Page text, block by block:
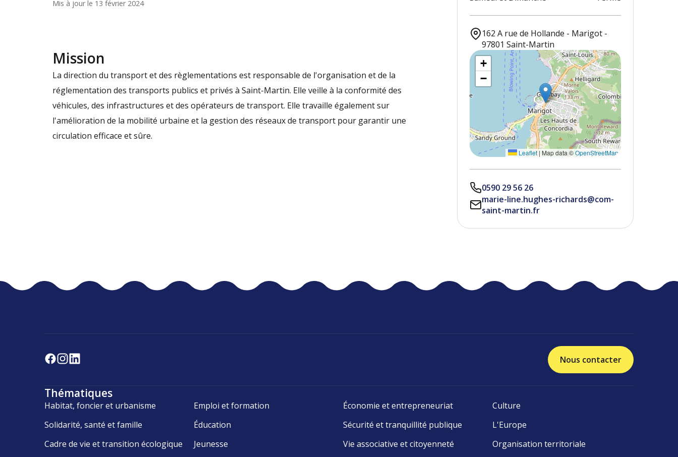
Mis à jour le 13 février 2024
Mission
La direction du transport et des règlementations est responsable de l'organisation et de la
réglementation des transports publics et privés à Saint-Martin. Elle veille à la conformité des
véhicules, des infrastructures et des opérateurs de transport. Elle travaille également sur
l'amélioration de la mobilité urbaine et la gestion des réseaux de transport pour garantir une
circulation efficace et sûre.
162 A rue de Hollande - Marigot -
97801 Saint-Martin
+
−
Leaflet | Map data ©OpenStreetMap
0590 29 56 26
marie-line.hughes-richards@com-
saint-martin.fr
Nous contacter
Thématiques
Habitat, foncier et urbanisme Emploi et formation Économie et entrepreneuriat
Culture
Solidarité, santé et famille
Éducation Sécurité et tranquillité publique
L'Europe
Cadre de vie et transition écologique
Jeunesse Vie associative et citoyenneté Organisation territoriale